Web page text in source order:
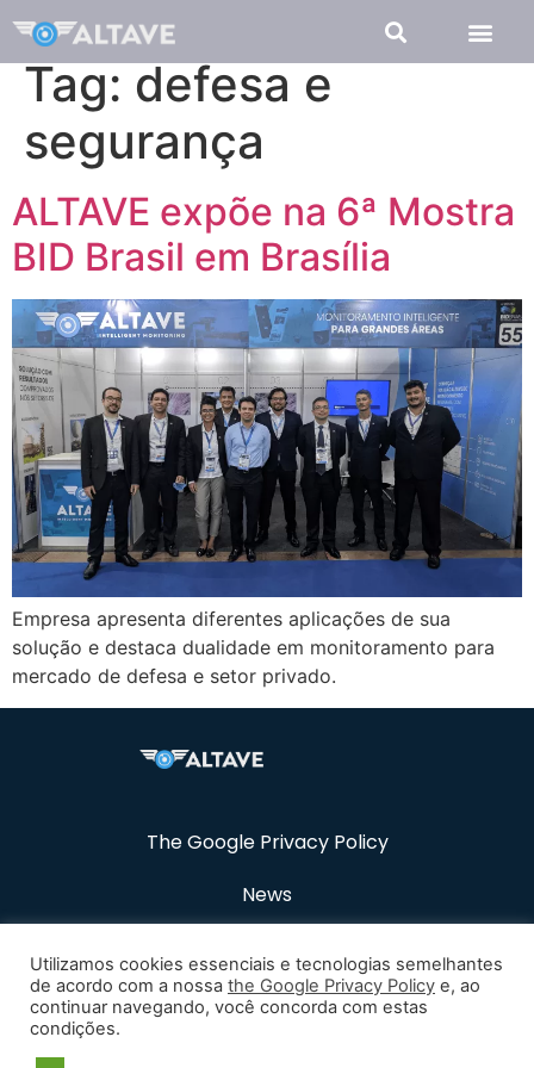
Tag: defesa e
segurança
ALTAVE expõe na 6ª Mostra
BID Brasil em Brasília
Empresa apresenta diferentes aplicações de sua
solução e destaca dualidade em monitoramento para
mercado de defesa e setor privado.
The Google Privacy Policy
News
Career
Utilizamos cookies essenciais e tecnologias semelhantes
de acordo com a nossa the Google Privacy Policy e, ao
continuar navegando, você concorda com estas
condições.